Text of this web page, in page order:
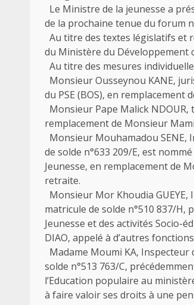
Le Ministre de la jeunesse a
de la prochaine tenue du forum
Au titre des textes législatifs et
du Ministère du Développement
Au titre des mesures
Monsieur Ousseynou KANE,
du PSE (BOS), en remplacement
Monsieur Pape Malick NDOUR,
remplacement de Monsieur
Monsieur Mouhamadou SENE,
de solde n°633 209/E, est
Jeunesse, en remplacement de
retraite.
Monsieur Mor Khoudia GUEYE,
matricule de solde n°510 837/H,
Jeunesse et des activités Socio-
DIAO, appelé à d’autres
Madame Moumi KA, Inspecteur
solde n°513 763/C,
l’Education populaire au
à faire valoir ses droits à une